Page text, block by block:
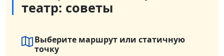
театр: советы
Выберите маршрут или статичную
точку